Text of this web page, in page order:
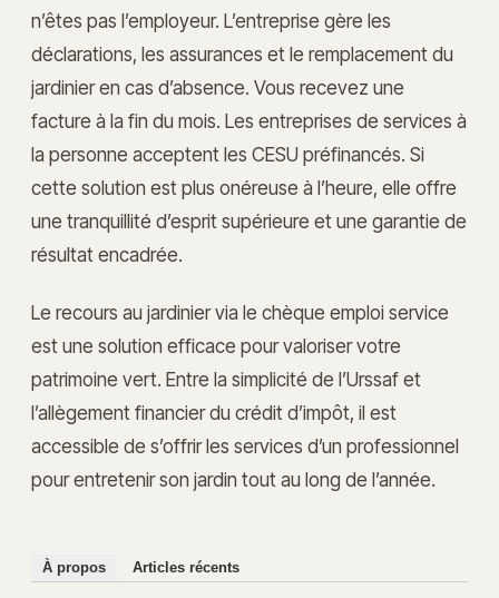
n’êtes pas l’employeur. L’entreprise gère les
déclarations, les assurances et le remplacement du
jardinier en cas d’absence. Vous recevez une
facture à la fin du mois. Les entreprises de services à
la personne acceptent les CESU préfinancés. Si
cette solution est plus onéreuse à l’heure, elle offre
une tranquillité d’esprit supérieure et une garantie de
résultat encadrée.
Le recours au jardinier via le chèque emploi service
est une solution efficace pour valoriser votre
patrimoine vert. Entre la simplicité de l’Urssaf et
l’allègement financier du crédit d’impôt, il est
accessible de s’offrir les services d’un professionnel
pour entretenir son jardin tout au long de l’année.
À propos Articles récents